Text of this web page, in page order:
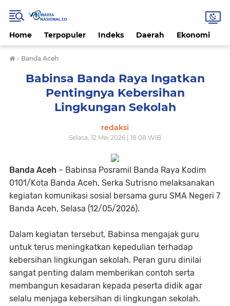
Home Terpopuler Indeks Daerah Ekonomi
› Banda Aceh
Babinsa Banda Raya Ingatkan
Pentingnya Kebersihan
Lingkungan Sekolah
redaksi
Selasa, 12 Mei 2026 | 18.08 WIB
Banda Aceh – Babinsa Posramil Banda Raya Kodim
0101/Kota Banda Aceh, Serka Sutrisno melaksanakan
kegiatan komunikasi sosial bersama guru SMA Negeri 7
Banda Aceh, Selasa (12/05/2026).
Dalam kegiatan tersebut, Babinsa mengajak guru
untuk terus meningkatkan kepedulian terhadap
kebersihan lingkungan sekolah. Peran guru dinilai
sangat penting dalam memberikan contoh serta
membangun kesadaran kepada peserta didik agar
selalu menjaga kebersihan di lingkungan sekolah.